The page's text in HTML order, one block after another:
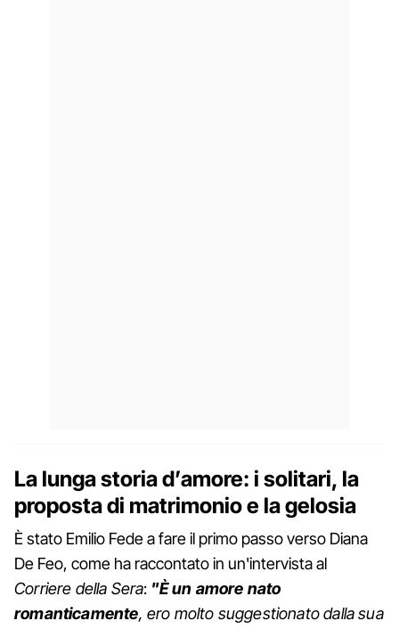
La lunga storia d’amore: i solitari, la
proposta di matrimonio e la gelosia
È stato Emilio Fede a fare il primo passo verso Diana
De Feo, come ha raccontato in un'intervista al
Corriere della Sera: "È un amore nato
romanticamente, ero molto suggestionato dalla sua